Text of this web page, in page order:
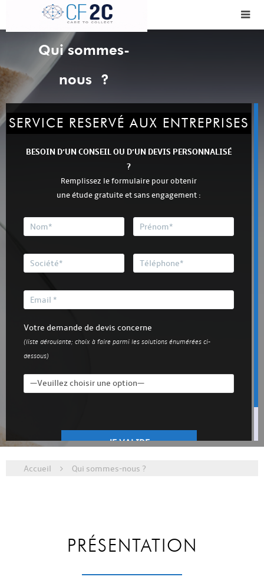
Qui sommes-
nous ?
SERVICE RESERVÉ AUX ENTREPRISES
BESOIN D’UN CONSEIL OU D’UN DEVIS PERSONNALISÉ
?
Remplissez le formulaire pour obtenir
une étude gratuite et sans engagement :
Votre demande de devis concerne
(liste déroulante; choix à faire parmi les solutions énumérées ci-
dessous)
Accueil Qui sommes-nous ?
PRÉSENTATION